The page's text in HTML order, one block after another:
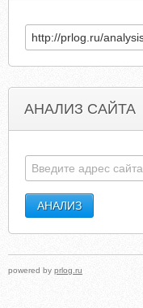
АНАЛИЗ САЙТА
powered by prlog.ru